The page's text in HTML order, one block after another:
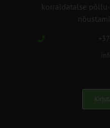
korraldatalse